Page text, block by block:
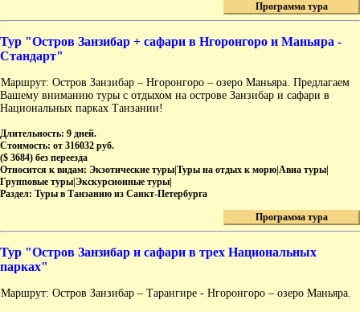
Программа тура
Тур "Остров Занзибар + сафари в Нгоронгоро и Маньяра -
Стандарт"
Маршрут: Остров Занзибар – Нгоронгоро – озеро Маньяра. Предлагаем
Вашему вниманию туры с отдыхом на острове Занзибар и сафари в
Национальных парках Танзании!
Длительность: 9 дней.
Стоимость: от 316032 руб.
($ 3684) без переезда
Относится к видам: Экзотические туры|Туры на отдых к морю|Авиа туры|
Групповые туры|Экскурсионные туры|
Раздел: Туры в Танзанию из Санкт-Петербурга
Программа тура
Тур "Остров Занзибар и сафари в трех Национальных
парках"
Маршрут: Остров Занзибар – Тарангире - Нгоронгоро – озеро Маньяра.